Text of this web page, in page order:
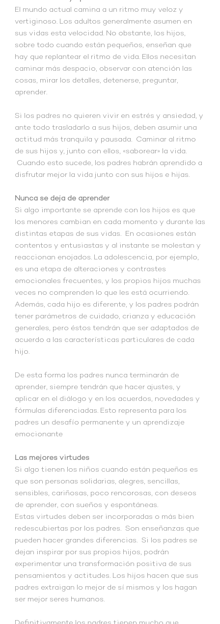
El mundo actual camina a un ritmo muy veloz y
vertiginoso. Los adultos generalmente asumen en
sus vidas esta velocidad. No obstante, los hijos,
sobre todo cuando están pequeños, enseñan que
hay que replantear el ritmo de vida. Ellos necesitan
caminar más despacio, observar con atención las
cosas, mirar los detalles, detenerse, preguntar,
aprender.
Si los padres no quieren vivir en estrés y ansiedad, y
ante todo trasladarlo a sus hijos, deben asumir una
actitud más tranquila y pausada. Caminar al ritmo
de sus hijos y, junto con ellos, «saborear» la vida.
Cuando esto sucede, los padres habrán aprendido a
disfrutar mejor la vida junto con sus hijos e hijas.
Nunca se deja de aprender
Si algo importante se aprende con los hijos es que
los menores cambian en cada momento y durante las
distintas etapas de sus vidas. En ocasiones están
contentos y entusiastas y al instante se molestan y
reaccionan enojados. La adolescencia, por ejemplo,
es una etapa de alteraciones y contrastes
emocionales frecuentes, y los propios hijos muchas
veces no comprenden lo que les está ocurriendo.
Además, cada hijo es diferente, y los padres podrán
tener parámetros de cuidado, crianza y educación
generales, pero éstos tendrán que ser adaptados de
acuerdo a las características particulares de cada
hijo.
De esta forma los padres nunca terminarán de
aprender, siempre tendrán que hacer ajustes, y
aplicar en el diálogo y en los acuerdos, novedades y
fórmulas diferenciadas. Esto representa para los
padres un desafío permanente y un aprendizaje
emocionante
Las mejores virtudes
Si algo tienen los niños cuando están pequeños es
que son personas solidarias, alegres, sencillas,
sensibles, cariñosas, poco rencorosas, con deseos
de aprender, con sueños y espontáneas.
Estas virtudes deben ser incorporadas o más bien
redescubiertas por los padres. Son enseñanzas que
pueden hacer grandes diferencias. Si los padres se
dejan inspirar por sus propios hijos, podrán
experimentar una transformación positiva de sus
pensamientos y actitudes. Los hijos hacen que sus
padres extraigan lo mejor de sí mismos y los hagan
ser mejor seres humanos.